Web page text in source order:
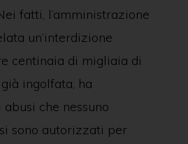
fatti, l’amministrazione
un’interdizione
centinaia di migliaia di
ingolfata, ha
che nessuno
sono autorizzati per